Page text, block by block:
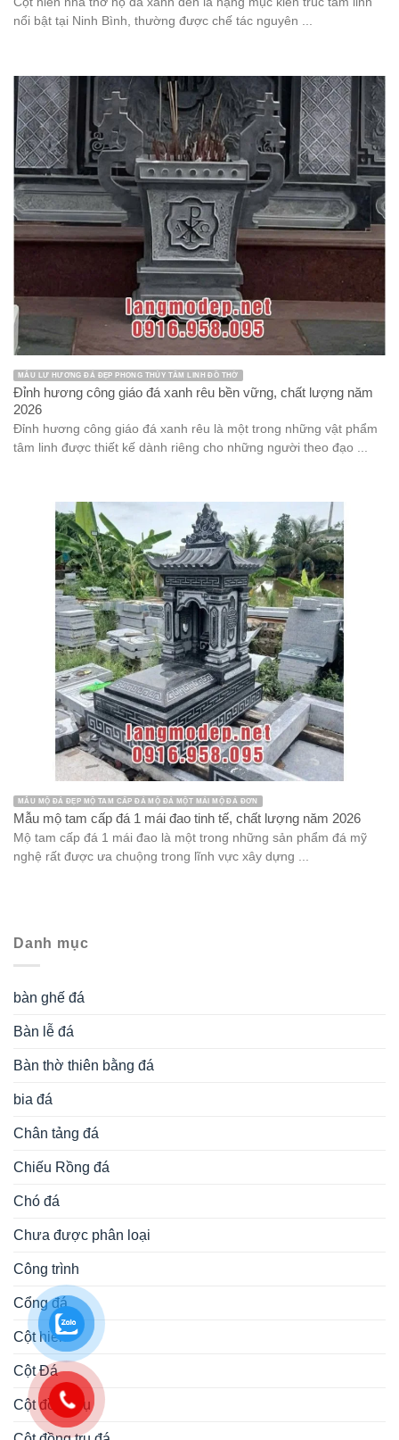
nổi bật tại Ninh Bình, thường được chế tác nguyên ...
MẪU LƯ HƯƠNG ĐÁ ĐẸP PHONG THỦY TÂM LINH ĐỒ THỜ
Đỉnh hương công giáo đá xanh rêu bền vững, chất lượng năm
2026
Đỉnh hương công giáo đá xanh rêu là một trong những vật phẩm
tâm linh được thiết kế dành riêng cho những người theo đạo ...
MẪU MỘ ĐÁ ĐẸP MỘ TAM CẤP ĐÁ MỘ ĐÁ MỘT MÁI MỘ ĐÁ ĐƠN
Mẫu mộ tam cấp đá 1 mái đao tinh tế, chất lượng năm 2026
Mộ tam cấp đá 1 mái đao là một trong những sản phẩm đá mỹ
nghệ rất được ưa chuộng trong lĩnh vực xây dựng ...
Danh mục
bàn ghế đá
Bàn lễ đá
Bàn thờ thiên bằng đá
bia đá
Chân tảng đá
Chiếu Rồng đá
Chó đá
Chưa được phân loại
Công trình
Cổng đá
Cột hiên
Cột Đá
Cột đồng trụ